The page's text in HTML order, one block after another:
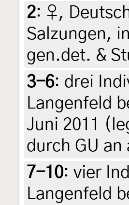
2: ♀,
Salzungen,
gen.det. &
3-6: drei
Langenfeld
Juni 2011
durch GU an
7-10: vier
Langenfeld